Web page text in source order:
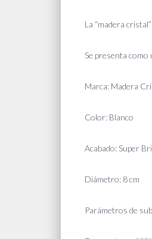
La “madera
Se presenta
Marca: Madera
Color: Blanco
Acabado: Super
Diámetro: 8 cm
Parámetros de